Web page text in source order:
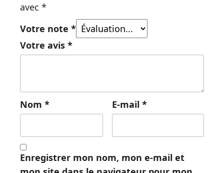
avec *
Votre note *
Votre avis *
Nom * E-mail *
Enregistrer mon nom, mon e-mail et